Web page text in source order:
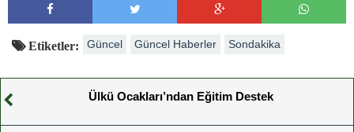
Etiketler: Güncel Güncel Haberler Sondakika
Ülkü Ocakları’ndan Eğitim Destek